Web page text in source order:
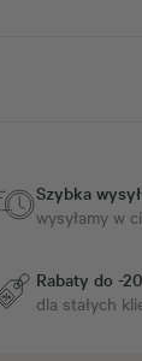
Szybka
wysyłamy w
Rabaty do -
dla stałych